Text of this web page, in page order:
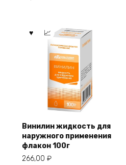
Винилин жидкость для
наружного применения
флакон 100г
266,00 ₽